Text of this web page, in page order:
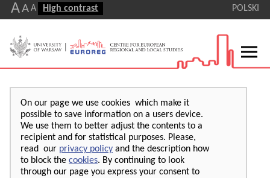
AA A High contrast POLSKI
On our page we use cookies which make it
possible to save information on a users device.
We use them to better adjust the contents to a
recipient and for statistical purposes. Please,
read our privacy policy and the description how
to block the cookies. By continuing to look
through our page you express your consent to